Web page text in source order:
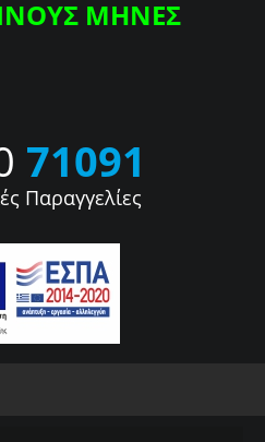
ΜΗΝΕΣ
71091
Παραγγελίες